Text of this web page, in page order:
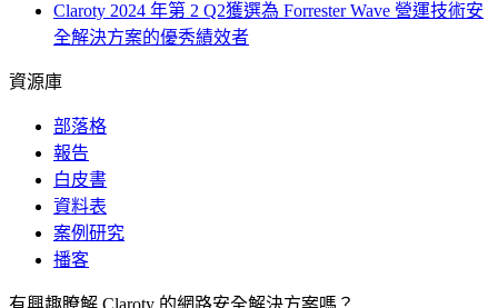
Claroty 2024 年第 2 Q2獲選為 Forrester Wave 營運技術安
全解決方案的優秀績效者
資源庫
部落格
報告
白皮書
資料表
案例研究
播客